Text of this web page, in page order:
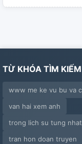
TỪ KHÓA TÌM
www me ke vu bu va
van hai xem anh
trong lich su tung
tran hon doan truyen